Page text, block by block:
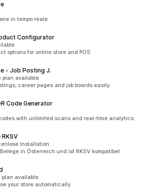
in tempo reale
Configurator
options for online store and POS
‑ Job Posting J.
plan available
career pages and job boards easily.
Code Generator
with unlimited scans and real-time analytics.
Installation
in Österreich und ist RKSV kompatibel.
plan available
your store automatically